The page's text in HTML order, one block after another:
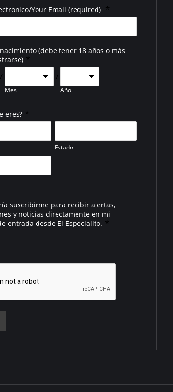
Your Email (required) *
(debe tener 18 años o más
*
/
Mes
/
Año
eres? *
Estado
suscribirme para recibir alertas,
y noticias directamente en mi
entrada desde El Especialito. *